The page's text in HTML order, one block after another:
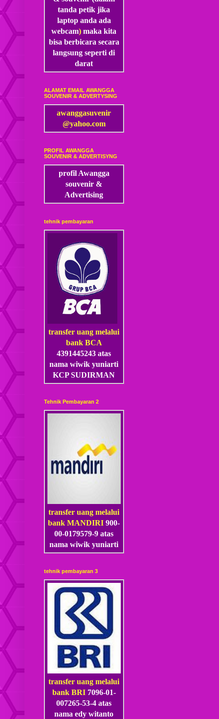
tanda petik jika
laptop anda ada
webcam)maka kita
bisa berbicara secara
langsung seperti di
darat
ALAMAT EMAIL AWANGGA
SOUVENIR & ADVERTYSING
awanggasuvenir
@yahoo.com
PROFIL AWANGGA
SOUVENIR & ADVERTISYNG
profil Awangga
souvenir &
Advertising
tehnik pembayaran
transfer uang melalui
bank BCA
4391445243 atas
nama wiwik yuniarti
KCP SUDIRMAN
Tehnik Pembayaran 2
transfer uang melalui
bank MANDIRI900-
00-0179579-9 atas
nama wiwik yuniarti
tehnik pembayaran 3
transfer uang melalui
bank BRI 7096-01-
007265-53-4 atas
nama edy witanto